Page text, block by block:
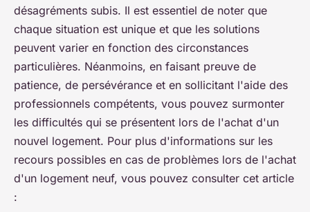
désagréments subis. Il est essentiel de noter que
chaque situation est unique et que les solutions
peuvent varier en fonction des circonstances
particulières. Néanmoins, en faisant preuve de
patience, de persévérance et en sollicitant l'aide des
professionnels compétents, vous pouvez surmonter
les difficultés qui se présentent lors de l'achat d'un
nouvel logement. Pour plus d'informations sur les
recours possibles en cas de problèmes lors de l'achat
d'un logement neuf, vous pouvez consulter cet article
: